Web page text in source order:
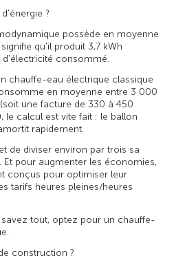
?
possède en moyenne
qu'il produit 3,7 kWh
d'électricité consommé.
chauffe-eau électrique classique
en moyenne entre 3 000
une facture de 330 à 450
le calcul est vite fait : le ballon
rapidement.
de diviser environ par trois sa
Et pour augmenter les économies,
conçus pour optimiser leur
tarifs heures pleines/heures
tout, optez pour un chauffe-
construction ?